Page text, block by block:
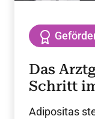
Das
Schritt
Adipositas